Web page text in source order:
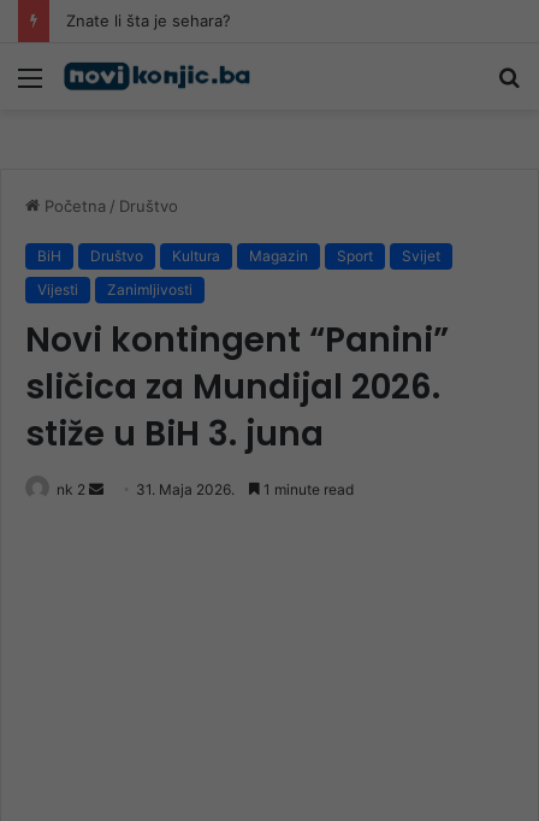
Znate li šta je sehara?
Meni
Početna / Društvo
BiH Društvo Kultura Magazin Sport
Svijet
Vijesti
Zanimljivosti
Novi kontingent “Panini”
sličica za Mundijal 2026.
stiže u BiH 3. juna
nk 2
Send 31. Maja 2026. 1 minute read